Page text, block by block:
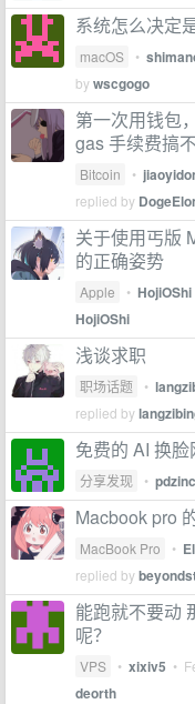
系统怎么决定
macOS •
bywscgogo
第一次用钱包
gas 手续费搞
Bitcoin •
replied by
关于使用丐版
的正确姿势
Apple • HojiOShi
HojiOShi
浅谈求职
职场话题 •
replied by
免费的 AI 换
分享发现 • pdzinc
Macbook pro
MacBook Pro •
replied by
能跑就不要动
呢？
VPS • xixiv5 •
deorth